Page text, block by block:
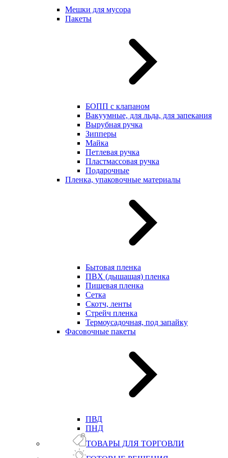
Мешки для мусора
Пакеты
БОПП с клапаном
Вакуумные, для льда, для запекания
Вырубная ручка
Зипперы
Майка
Петлевая ручка
Пластмассовая ручка
Подарочные
Пленка, упаковочные материалы
Бытовая пленка
ПВХ (дышащая) пленка
Пищевая пленка
Сетка
Скотч, ленты
Стрейч пленка
Термоусадочная, под запайку
Фасовочные пакеты
ПВД
ПНД
ТОВАРЫ ДЛЯ ТОРГОВЛИ